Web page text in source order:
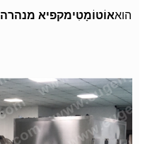
הואאוֹטוֹמָטִימקפיא מנהרה